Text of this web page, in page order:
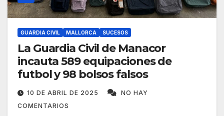
GUARDIA CIVIL MALLORCA SUCESOS
La Guardia Civil de Manacor
incauta 589 equipaciones de
futbol y 98 bolsos falsos
10 DE ABRIL DE 2025
NO HAY
COMENTARIOS